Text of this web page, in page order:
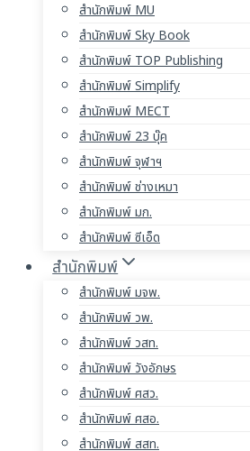
สำนักพิมพ์ MU
สำนักพิมพ์ Sky Book
สำนักพิมพ์ TOP Publishing
สำนักพิมพ์ Simplify
สำนักพิมพ์ MECT
สำนักพิมพ์ 23 บุ๊ค
สำนักพิมพ์ จุฬาฯ
สำนักพิมพ์ ช่างเหมา
สำนักพิมพ์ มก.
สำนักพิมพ์ ซีเอ็ด
สำนักพิมพ์
สำนักพิมพ์ มจพ.
สำนักพิมพ์ วพ.
สำนักพิมพ์ วสท.
สำนักพิมพ์ วังอักษร
สำนักพิมพ์ ศสว.
สำนักพิมพ์ ศสอ.
สำนักพิมพ์ สสท.